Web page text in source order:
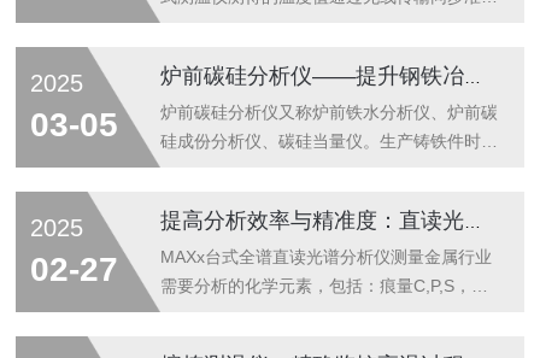
器件、并采取多种处理，使仪表长期稳定工
作。该仪表与相适应的热电偶配套可在多种熔
炼场合进行精密测温。
2025
03-05
炉前碳硅分析仪又称炉前铁水分析仪、炉前碳
硅成份分析仪、碳硅当量仪。生产铸铁件时,
时,碳当量对铸铁金相组织、铸造性能和机械
性能有决定性影响。
2025
02-27
MAXx台式全谱直读光谱分析仪测量金属行业
需要分析的化学元素，包括：痕量C,P,S，N